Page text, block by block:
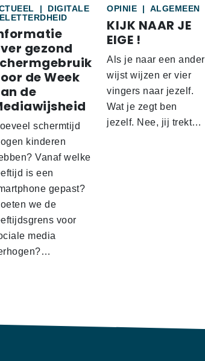
|
DIGITALE
gezond
de Week
de
schermtijd
kinderen
Vanaf welke
is een
gepast?
we de
voor
media
OPINIE | ALGEMEEN
KIJK NAAR JE
EIGE !
Als je naar een ander
wijst wijzen er vier
vingers naar jezelf.
Wat je zegt ben
jezelf. Nee, jij trekt…